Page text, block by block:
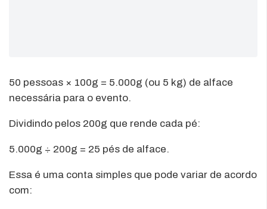
50 pessoas × 100g = 5.000g (ou 5 kg) de alface
necessária para o evento.
Dividindo pelos 200g que rende cada pé:
5.000g ÷ 200g = 25 pés de alface.
Essa é uma conta simples que pode variar de acordo
com: